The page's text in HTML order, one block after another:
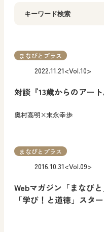
キーワード検索
社会図画工作
中学校
社会美術道徳
高等学校
対談『13歳からのアート
奥村高明×末永幸歩
2022.11.21<Vol.10>
まなびとプラス
Webマガジン「まなび
「学び！と道徳」スター
2016.10.31<Vol.09>
まなびとプラス